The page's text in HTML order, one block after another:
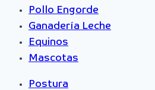
Pollo Engorde
Ganadería Leche
Equinos
Mascotas
Postura